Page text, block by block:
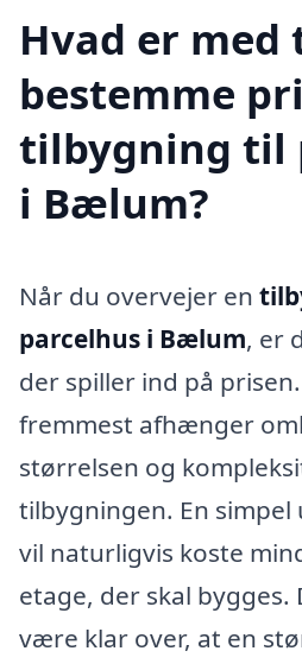
Hvad er med
bestemme
tilbygning til
i Bælum?
Når du overvejer en
parcelhus i Bælum, er
der spiller ind på
fremmest afhænger
størrelsen og
tilbygningen. En simpel
vil naturligvis koste
etage, der skal
være klar over, at en